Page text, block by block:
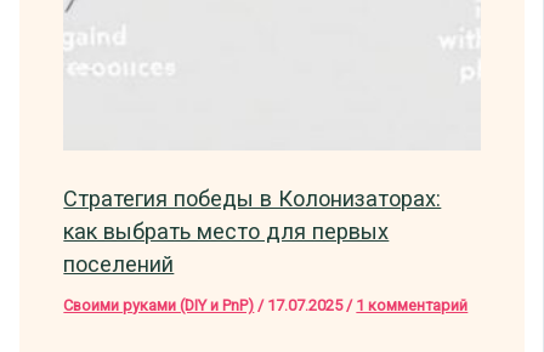
Стратегия победы в Колонизаторах:
как выбрать место для первых
поселений
Своими руками (DIY и PnP) / 17.07.2025 / 1 комментарий